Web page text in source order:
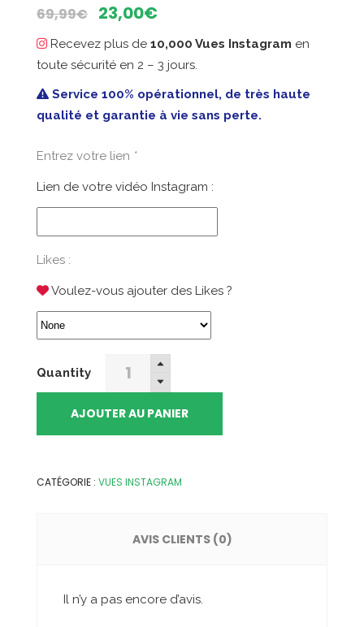
69,99€
Le
prix
initial
était :
69,99€.
23,00€
actuel
est :
23,00€.
Recevez plus de 10,000 Vues Instagram en
toute sécurité en 2 – 3 jours.
Service 100% opérationnel, de très haute
qualité et garantie à vie sans perte.
Entrez votre lien *
Lien de votre vidéo Instagram :
Likes :
Voulez-vous ajouter des Likes ?
Quantity
10000
Instagram
AJOUTER AU PANIER
CATÉGORIE : VUES INSTAGRAM
AVIS CLIENTS (0)
Il n’y a pas encore d’avis.